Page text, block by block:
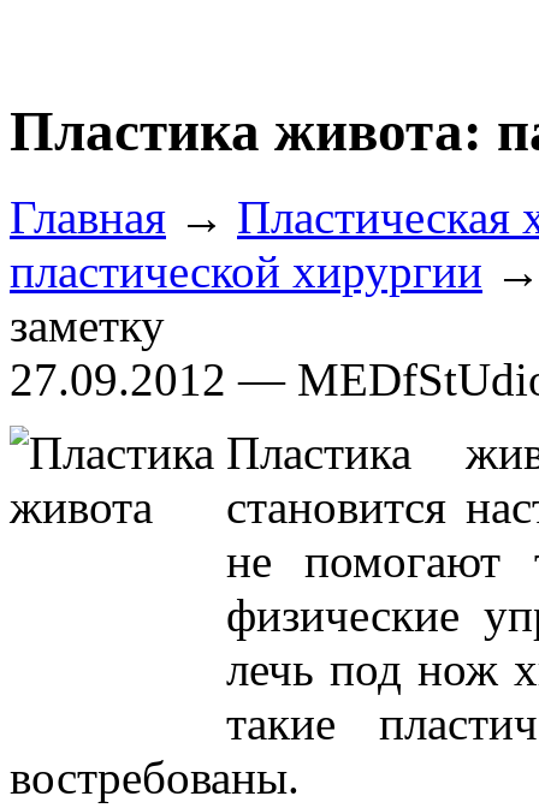
Пластика живота:
Главная → Пластическая
пластической хирургии →
заметку
27.09.2012 —
Пластика
становится
не помогают
физические
лечь под нож
такие
востребованы.